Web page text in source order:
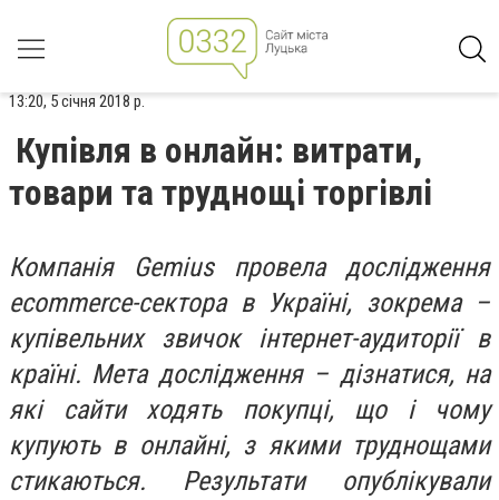
13:20, 5 січня 2018 р.
Купівля в онлайн: витрати,
товари та труднощі торгівлі
Компанія Gemius провела дослідження
ecommerce-сектора в Україні, зокрема –
купівельних звичок інтернет-аудиторії в
країні. Мета дослідження – дізнатися, на
які сайти ходять покупці, що і чому
купують в онлайні, з якими труднощами
стикаються. Результати опублікували